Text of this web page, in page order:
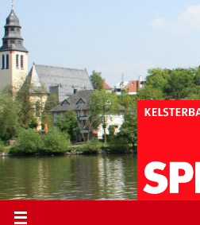
Zum
Inhalt
springen